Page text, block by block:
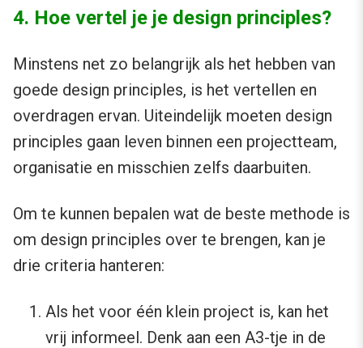
4. Hoe vertel je je design principles?
Minstens net zo belangrijk als het hebben van
goede design principles, is het vertellen en
overdragen ervan. Uiteindelijk moeten design
principles gaan leven binnen een projectteam,
organisatie en misschien zelfs daarbuiten.
Om te kunnen bepalen wat de beste methode is
om design principles over te brengen, kan je
drie criteria hanteren:
Als het voor één klein project is, kan het
vrij informeel. Denk aan een A3-tje in de